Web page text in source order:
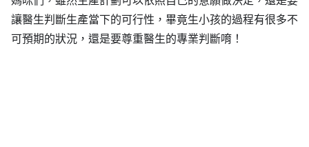
讓醫生判斷生產當下的可行性，畢竟生小孩的過程有很多不
可預期的狀況，還是要尊重醫生的專業判斷唷！